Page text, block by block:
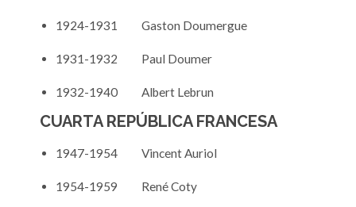
1924-1931 Gaston Doumergue
1931-1932 Paul Doumer
1932-1940 Albert Lebrun
CUARTA REPÚBLICA FRANCESA
1947-1954 Vincent Auriol
1954-1959 René Coty